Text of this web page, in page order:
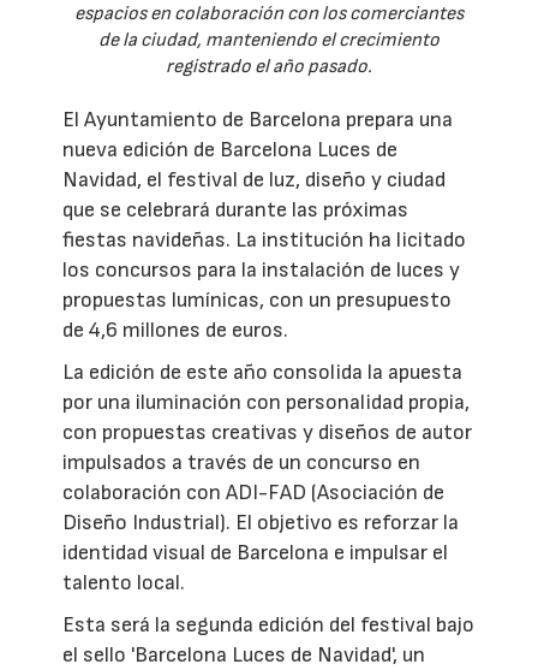
espacios en colaboración con los comerciantes
de la ciudad, manteniendo el crecimiento
registrado el año pasado.
El Ayuntamiento de Barcelona prepara una
nueva edición de Barcelona Luces de
Navidad, el festival de luz, diseño y ciudad
que se celebrará durante las próximas
fiestas navideñas. La institución ha licitado
los concursos para la instalación de luces y
propuestas lumínicas, con un presupuesto
de 4,6 millones de euros.
La edición de este año consolida la apuesta
por una iluminación con personalidad propia,
con propuestas creativas y diseños de autor
impulsados a través de un concurso en
colaboración con ADI-FAD (Asociación de
Diseño Industrial). El objetivo es reforzar la
identidad visual de Barcelona e impulsar el
talento local.
Esta será la segunda edición del festival bajo
el sello 'Barcelona Luces de Navidad', un